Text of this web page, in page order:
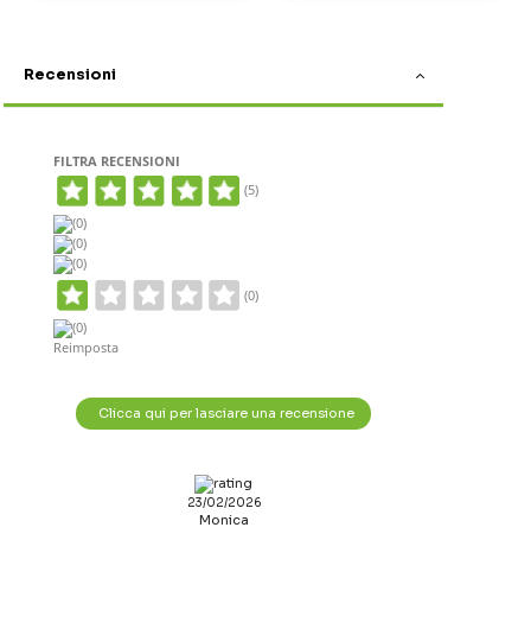
Recensioni
FILTRA RECENSIONI
(5)
(0)
(0)
(0)
(0)
(0)
Reimposta
Clicca qui per lasciare una recensione
23/02/2026
Monica